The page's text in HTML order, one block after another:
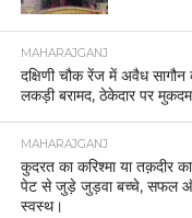
MAHARAJGANJ
दक्षिणी चौक रेंज में अवैध
लकड़ी बरामद, ठेकेदार पर
MAHARAJGANJ
कुदरत का करिश्मा या तक़दीर
पेट से जुड़े जुड़वा बच्चे, सफल
स्वस्थ।